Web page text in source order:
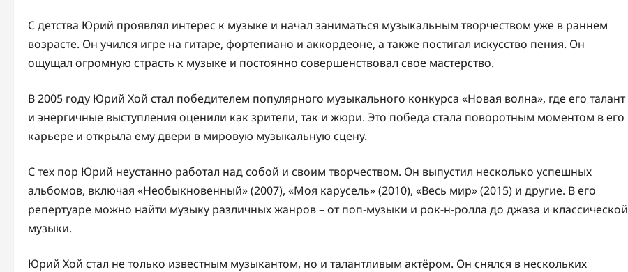
С детства Юрий проявлял интерес к музыке и начал заниматься музыкальным творчеством уже в раннем
возрасте. Он учился игре на гитаре, фортепиано и аккордеоне, а также постигал искусство пения. Он
ощущал огромную страсть к музыке и постоянно совершенствовал свое мастерство.
В 2005 году Юрий Хой стал победителем популярного музыкального конкурса «Новая волна», где его талант
и энергичные выступления оценили как зрители, так и жюри. Это победа стала поворотным моментом в его
карьере и открыла ему двери в мировую музыкальную сцену.
С тех пор Юрий неустанно работал над собой и своим творчеством. Он выпустил несколько успешных
альбомов, включая «Необыкновенный» (2007), «Моя карусель» (2010), «Весь мир» (2015) и другие. В его
репертуаре можно найти музыку различных жанров – от поп-музыки и рок-н-ролла до джаза и классической
музыки.
Юрий Хой стал не только известным музыкантом, но и талантливым актёром. Он снялся в нескольких